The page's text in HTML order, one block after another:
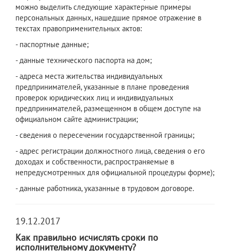
можно выделить следующие характерные примеры
персональных данных, нашедшие прямое отражение в
текстах правоприменительных актов:
- паспортные данные;
- данные технического паспорта на дом;
- адреса места жительства индивидуальных
предпринимателей, указанные в плане проведения
проверок юридических лиц и индивидуальных
предпринимателей, размещенном в общем доступе на
официальном сайте администрации;
- сведения о пересечении государственной границы;
- адрес регистрации должностного лица, сведения о его
доходах и собственности, распространяемые в
непредусмотренных для официальной процедуры форме);
- данные работника, указанные в трудовом договоре.
19.12.2017
Как правильно исчислять сроки по
исполнительному документу?